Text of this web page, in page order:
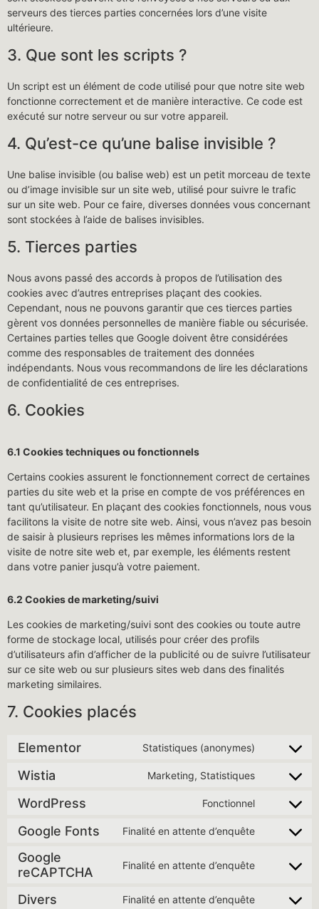
serveurs des tierces parties concernées lors d’une visite
ultérieure.
3. Que sont les scripts ?
Un script est un élément de code utilisé pour que notre site web
fonctionne correctement et de manière interactive. Ce code est
exécuté sur notre serveur ou sur votre appareil.
4. Qu’est-ce qu’une balise invisible ?
Une balise invisible (ou balise web) est un petit morceau de texte
ou d’image invisible sur un site web, utilisé pour suivre le trafic
sur un site web. Pour ce faire, diverses données vous concernant
sont stockées à l’aide de balises invisibles.
5. Tierces parties
Nous avons passé des accords à propos de l’utilisation des
cookies avec d’autres entreprises plaçant des cookies.
Cependant, nous ne pouvons garantir que ces tierces parties
gèrent vos données personnelles de manière fiable ou sécurisée.
Certaines parties telles que Google doivent être considérées
comme des responsables de traitement des données
indépendants. Nous vous recommandons de lire les déclarations
de confidentialité de ces entreprises.
6. Cookies
6.1 Cookies techniques ou fonctionnels
Certains cookies assurent le fonctionnement correct de certaines
parties du site web et la prise en compte de vos préférences en
tant qu’utilisateur. En plaçant des cookies fonctionnels, nous vous
facilitons la visite de notre site web. Ainsi, vous n’avez pas besoin
de saisir à plusieurs reprises les mêmes informations lors de la
visite de notre site web et, par exemple, les éléments restent
dans votre panier jusqu’à votre paiement.
6.2 Cookies de marketing/suivi
Les cookies de marketing/suivi sont des cookies ou toute autre
forme de stockage local, utilisés pour créer des profils
d’utilisateurs afin d’afficher de la publicité ou de suivre l’utilisateur
sur ce site web ou sur plusieurs sites web dans des finalités
marketing similaires.
7. Cookies placés
Elementor Statistiques (anonymes)
Wistia Marketing, Statistiques
WordPress Fonctionnel
Google Fonts Finalité en attente d’enquête
Google
reCAPTCHA
Finalité en attente d’enquête
Divers Finalité en attente d’enquête